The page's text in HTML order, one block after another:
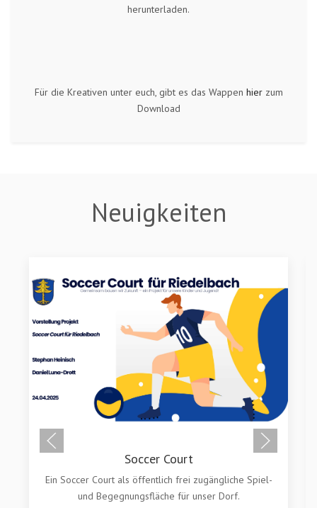
herunterladen.
Für die Kreativen unter euch, gibt es das Wappen hierzum
Download
Neuigkeiten
Soccer Court
Ein Soccer Court als öffentlich frei zugängliche Spiel-
und Begegnungsfläche für unser Dorf.